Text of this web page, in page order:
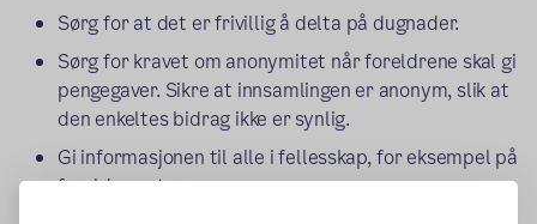
Sørg for at det er frivillig å delta på dugnader.
Sørg for kravet om anonymitet når foreldrene skal gi
pengegaver. Sikre at innsamlingen er anonym, slik at
den enkeltes bidrag ikke er synlig.
Gi informasjonen til alle i fellesskap, for eksempel på
foreldremøter.